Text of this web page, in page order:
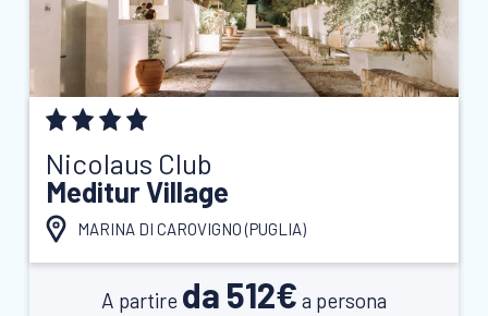
Nicolaus Club
Meditur Village
MARINA DI CAROVIGNO (PUGLIA)
A partire da 512€ a persona